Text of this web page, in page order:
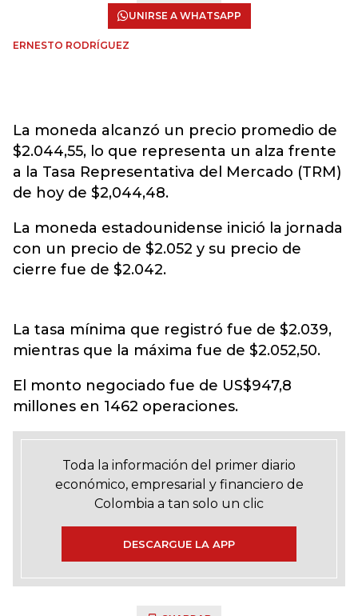
UNIRSE A WHATSAPP
ERNESTO RODRÍGUEZ
La moneda alcanzó un precio promedio de
$2.044,55, lo que representa un alza frente
a la Tasa Representativa del Mercado (TRM)
de hoy de $2,044,48.
La moneda estadounidense inició la jornada
con un precio de $2.052 y su precio de
cierre fue de $2.042.
La tasa mínima que registró fue de $2.039,
mientras que la máxima fue de $2.052,50.
El monto negociado fue de US$947,8
millones en 1462 operaciones.
Toda la información del primer diario
económico, empresarial y financiero de
Colombia a tan solo un clic
DESCARGUE LA APP